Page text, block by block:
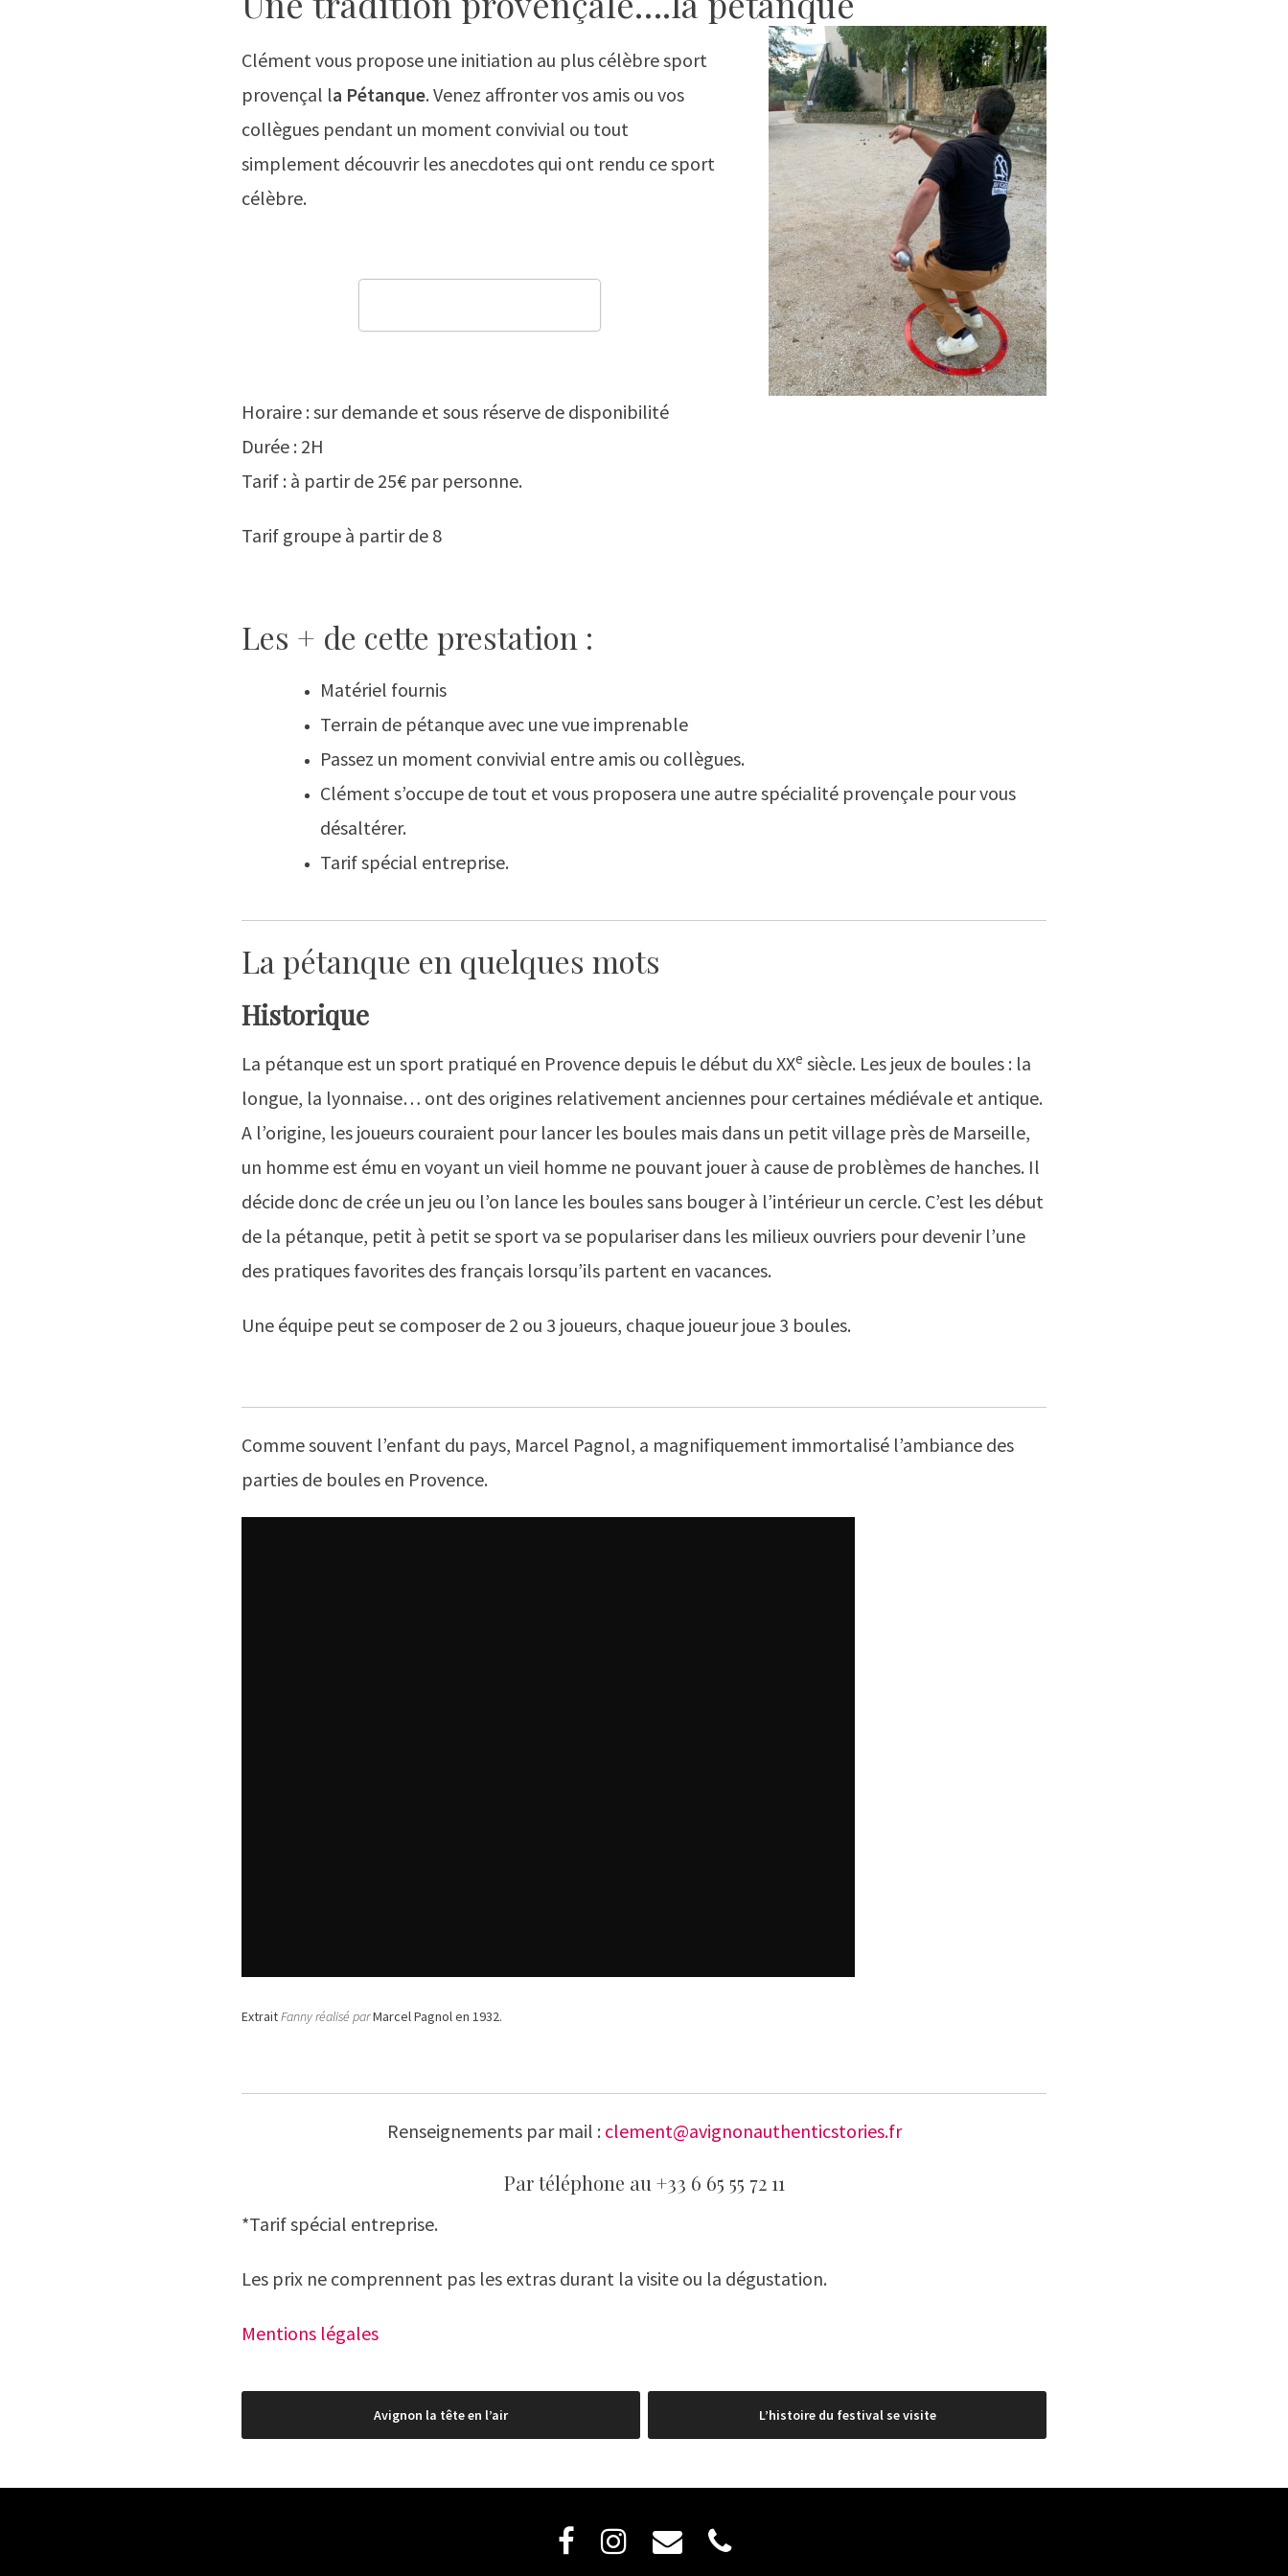
Clément vous propose une initiation au plus célèbre sport
provençal la Pétanque. Venez affronter vos amis ou vos
collègues pendant un moment convivial ou tout
simplement découvrir les anecdotes qui ont rendu ce sport
célèbre.
Horaire : sur demande et sous réserve de disponibilité
Durée : 2H
Tarif : à partir de 25€ par personne.
Tarif groupe à partir de 8
Les + de cette prestation :
Matériel fournis
Terrain de pétanque avec une vue imprenable
Passez un moment convivial entre amis ou collègues.
Clément s’occupe de tout et vous proposera une autre spécialité provençale pour vous
désaltérer.
Tarif spécial entreprise.
La pétanque en quelques mots
Historique
La pétanque est un sport pratiqué en Provence depuis le début du XXe siècle. Les jeux de boules : la
longue, la lyonnaise… ont des origines relativement anciennes pour certaines médiévale et antique.
A l’origine, les joueurs couraient pour lancer les boules mais dans un petit village près de Marseille,
un homme est ému en voyant un vieil homme ne pouvant jouer à cause de problèmes de hanches. Il
décide donc de crée un jeu ou l’on lance les boules sans bouger à l’intérieur un cercle. C’est les début
de la pétanque, petit à petit se sport va se populariser dans les milieux ouvriers pour devenir l’une
des pratiques favorites des français lorsqu’ils partent en vacances.
Une équipe peut se composer de 2 ou 3 joueurs, chaque joueur joue 3 boules.
Comme souvent l’enfant du pays, Marcel Pagnol, a magnifiquement immortalisé l’ambiance des
parties de boules en Provence.
ExtraitFanny réalisé parMarcel Pagnol en 1932.
Renseignements par mail : clement@avignonauthenticstories.fr
Par téléphone au +33 6 65 55 72 11
*Tarif spécial entreprise.
Les prix ne comprennent pas les extras durant la visite ou la dégustation.
Mentions légales
Navigation
de
l’article
Avignon la tête en l’air L’histoire du festival se visite